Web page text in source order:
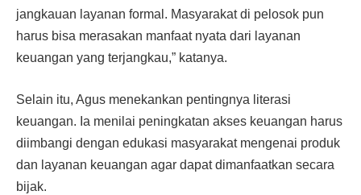
jangkauan layanan formal. Masyarakat di pelosok pun
harus bisa merasakan manfaat nyata dari layanan
keuangan yang terjangkau,” katanya.
Selain itu, Agus menekankan pentingnya literasi
keuangan. Ia menilai peningkatan akses keuangan harus
diimbangi dengan edukasi masyarakat mengenai produk
dan layanan keuangan agar dapat dimanfaatkan secara
bijak.